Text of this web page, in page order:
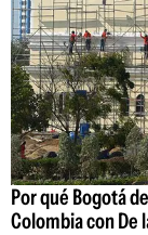
Por qué Bogotá
Colombia con De